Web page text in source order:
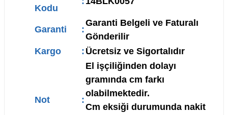
Kodu
Garanti :
Garanti Belgeli ve Faturalı
Gönderilir
Kargo
: Ücretsiz ve Sigortalıdır
Not :
El işçiliğinden dolayı
gramında cm farkı
olabilmektedir.
Cm eksiği durumunda nakit